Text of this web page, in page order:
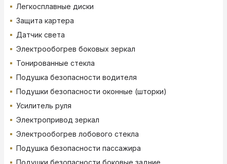
Легкосплавные диски
Защита картера
Датчик света
Электрообогрев боковых зеркал
Тонированные стекла
Подушка безопасности водителя
Подушки безопасности оконные (шторки)
Усилитель руля
Электропривод зеркал
Электрообогрев лобового стекла
Подушка безопасности пассажира